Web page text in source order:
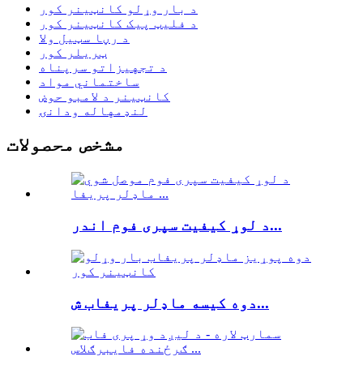
د بار وړلو کانټینر کور
د فلیټ پیک کانټینر کور
د رڼا سټیل ولا
ټریلر کور
د تجهیزاتو سرپناه
ساختماني مواد
کانټینر د لامبو حوض
لنډمهاله ودانۍ
مشخص محصولات
د لوړ کیفیت سپری فوم اندر...
دوه کیسه ماډلر پریفاب ش...